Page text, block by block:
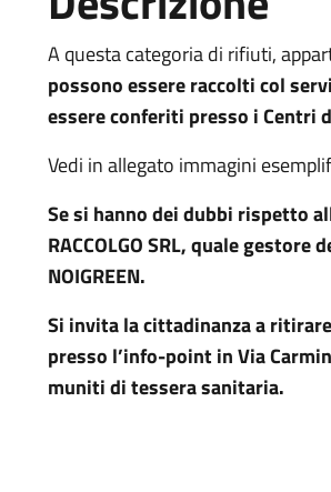
A questa categoria di rifiuti,
possono essere raccolti col
essere conferiti presso i Centri
Vedi in allegato immagini
Se si hanno dei dubbi rispetto
RACCOLGO SRL, quale
NOIGREEN.
Si invita la cittadinanza a
presso l’info-point in Via
muniti di tessera sanitaria.